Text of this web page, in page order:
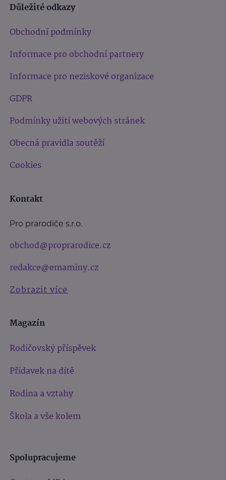
Důležité odkazy
Obchodní podmínky
Informace pro obchodní partnery
Informace pro neziskové organizace
GDPR
Podmínky užití webových stránek
Obecná pravidla soutěží
Cookies
Kontakt
Pro prarodiče s.r.o.
obchod@proprarodice.cz
redakce@emaminy.cz
Zobrazit více
Magazín
Rodičovský příspěvek
Přídavek na dítě
Rodina a vztahy
Škola a vše kolem
Spolupracujeme